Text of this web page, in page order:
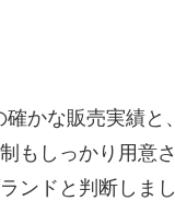
かな販売実績と、
もしっかり用意さ
ンドと判断しまし